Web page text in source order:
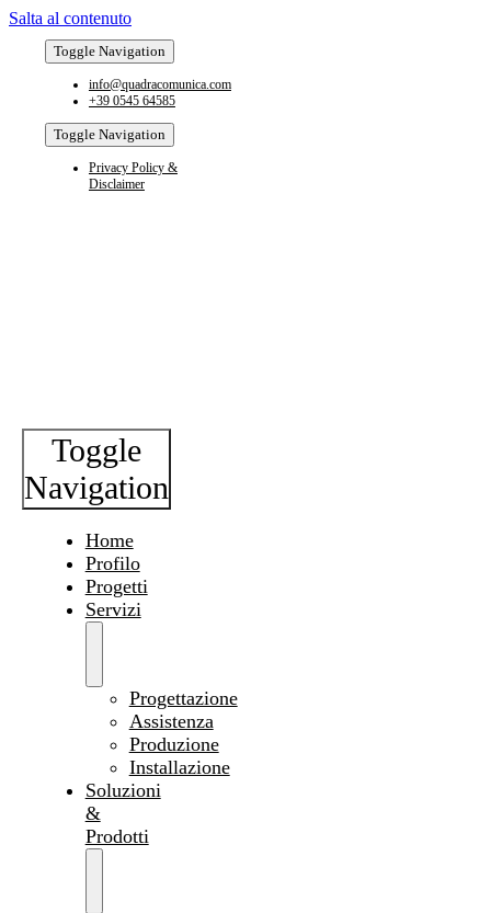
Salta al contenuto
Toggle Navigation
info@quadracomunica.com
+39 0545 64585
Toggle Navigation
Privacy Policy &
Disclaimer
Toggle
Navigation
Home
Profilo
Progetti
Servizi
Progettazione
Assistenza
Produzione
Installazione
Soluzioni
&
Prodotti